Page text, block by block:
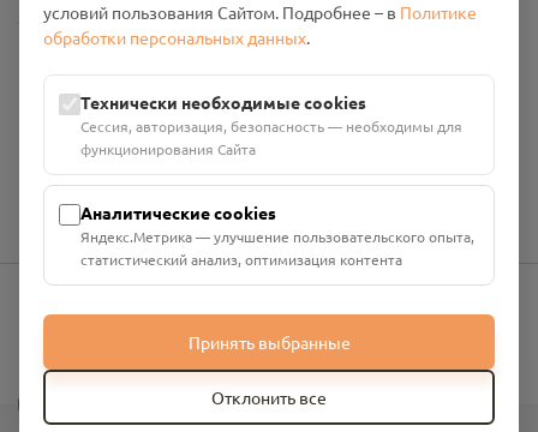
Общество с ограниченной ответственностью «Смоленский
Проект Помним»
ИНН: 6700029207 ОГРН: 1256700001986
Юридический адрес: 216790, Смоленская область, р-н
Руднянский, г. Рудня, улица Западная, д. 26А, пом. 18
Номер счёта: 40702810901130004287 в АО "АЛЬФА-БАНК"
Кор. счёт: 30101810200000000593
info@pomnim.online
условий пользования Сайтом. Подробнее – в Политике
обработки персональных данных.
Технически необходимые cookies
Сессия, авторизация, безопасность — необходимы для
функционирования Сайта
Аналитические cookies
Яндекс.Метрика — улучшение пользовательского опыта,
статистический анализ, оптимизация контента
Принять выбранные
Отклонить все